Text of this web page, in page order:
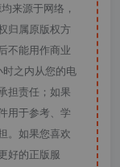
来源于网络，
归属原版权方
不能用作商业
之内从您的电
担责任；如果
用于参考、学
。如果您喜欢
好的正版服